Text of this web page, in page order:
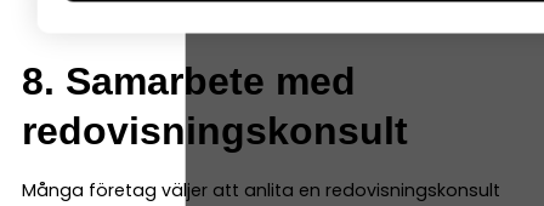
8. Samarbete med
redovisningskonsult
Många företag väljer att anlita en redovisningskonsult